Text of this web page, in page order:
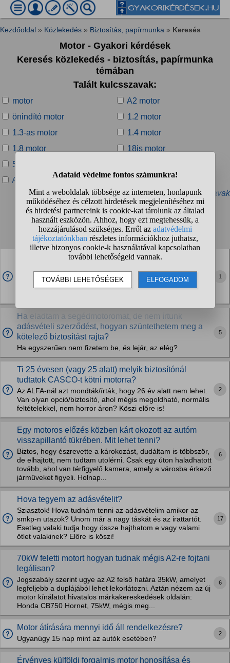
Kezdőoldal » Közlekedés » Biztosítás, papírmunka » Keresés
Motor - Gyakori kérdések
Keresés közlekedés - biztosítás, papírmunka
témában
Talált kulcsszavak:
motor
A2 motor
önindító motor
1.2 motor
1.3-as motor
1.4 motor
1.8 motor
18is motor
50-es motor
AC motor
aszinkron-motor
» További kapcsolódó kulcsszavak
Talált kérdések:
1 2 3 4 ... ❯ ❯❯
Motoros jogsinál ilyenkor mi van?
éven belül elmélet nélkül leteheted a nagyobbat. Beiratkozik
az ember, és éppen hogy belefér a két évbe a vizsgával. De
1
Ha eladtam a segédmotoromat, de nem írtunk
adásvételi szerződést, hogyan szüntethetem meg a
kötelező biztosítást rajta?
Ha egyszerűen nem fizetem be, és lejár, az elég?
5
Ti 25 évesen (vagy 25 alatt) melyik biztosítónál
tudtatok CASCO-t kötni motorra?
Az ALFA-nál azt mondták/írták, hogy 26 év alatt nem lehet.
Van olyan opció/biztosító, ahol mégis megoldható, normális
feltételekkel, nem horror áron? Köszi előre is!
2
Egy motoros előzés közben kárt okozott az autóm
visszapillantó tükrében. Mit lehet tenni?
Biztos, hogy észrevette a károkozást, dudáltam is többször,
de elhajtott, nem tudtam utolérni. Csak egy úton haladhatott
tovább, ahol van térfigyelő kamera, amely a városba érkező
járműveket figyeli. Holnap...
6
Hova tegyem az adásvételit?
Sziasztok! Hova tudnám tenni az adásvételim amikor az
smkp-n utazok? Unom már a nagy táskát és az irattartót.
Esetleg valaki tudja hogy össze hajthatom e vagy valami
ötlet valakinek? Előre is köszi!
17
70kW feletti motort hogyan tudnak mégis A2-re fojtani
legálisan?
Jogszabály szerint ugye az A2 felső határa 35kW, amelyet
legfeljebb a duplájából lehet lekorlátozni. Aztán nézem az új
motor kínálatot hivatalos márkakereskedések oldalán:
Honda CB750 Hornet, 75kW, mégis meg...
6
Motor átírására mennyi idő áll rendelkezésre?
Ugyanúgy 15 nap mint az autók esetében?
2
Érvényes külföldi forgalmis motor honosítása és